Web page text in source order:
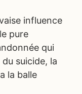
influence
pure
qui
suicide, la
la balle